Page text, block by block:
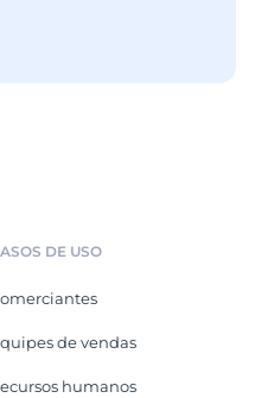
DE USO
de vendas
humanos